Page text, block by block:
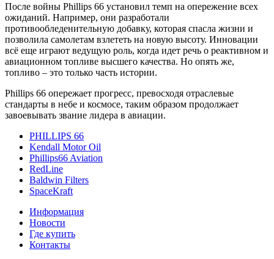
После войны Phillips 66 установил темп на опережение всех
ожиданий. Например, они разработали
противообледенительную добавку, которая спасла жизни и
позволила самолетам взлететь на новую высоту. Инновации
всё еще играют ведущую роль, когда идет речь о реактивном и
авиационном топливе высшего качества. Но опять же,
топливо – это только часть истории.
Phillips 66 опережает прогресс, превосходя отраслевые
стандарты в небе и космосе, таким образом продолжает
завоевывать звание лидера в авиации.
PHILLIPS 66
Kendall Motor Oil
Phillips66 Aviation
RedLine
Baldwin Filters
SpaceKraft
Информация
Новости
Где купить
Контакты